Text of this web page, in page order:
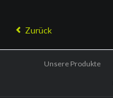
Zurück
Navigation
Unsere Produkte